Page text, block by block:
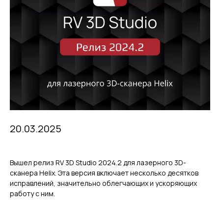
20.03.2025
Вышел релиз RV 3D Studio 2024.2 для лазерного 3D-
сканера Helix. Эта версия включает несколько десятков
исправлений, значительно облегчающих и ускоряющих
работу с ним.